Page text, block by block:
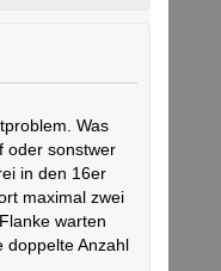
Was
oder sonstwer
in den 16er
maximal zwei
warten
doppelte Anzahl